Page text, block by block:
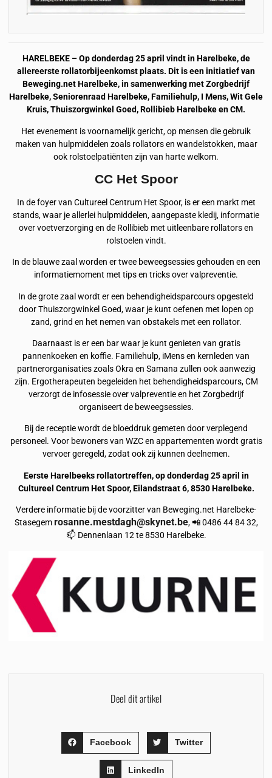
HARELBEKE – Op donderdag 25 april vindt in Harelbeke, de
allereerste rollatorbijeenkomst plaats. Dit is een initiatief van
Beweging.net Harelbeke, in samenwerking met Zorgbedrijf
Harelbeke, Seniorenraad Harelbeke, Familiehulp, I Mens, Wit Gele
Kruis, Thuiszorgwinkel Goed, Rollibieb Harelbeke en CM.
Het evenement is voornamelijk gericht, op mensen die gebruik
maken van hulpmiddelen zoals rollators en wandelstokken, maar
ook rolstoelpatiënten zijn van harte welkom.
CC Het Spoor
In de foyer van Cultureel Centrum Het Spoor, is er een markt met
stands, waar je allerlei hulpmiddelen, aangepaste kledij, informatie
over voetverzorging en de Rollibieb met uitleenbare rollators en
rolstoelen vindt.
In de blauwe zaal worden er twee beweegsessies gehouden en een
informatiemoment met tips en tricks over valpreventie.
In de grote zaal wordt er een behendigheidsparcours opgesteld
door Thuiszorgwinkel Goed, waar je kunt oefenen met lopen op
zand, grind en het nemen van obstakels met een rollator.
Daarnaast is er een bar waar je kunt genieten van gratis
pannenkoeken en koffie. Familiehulp, iMens en kernleden van
partnerorganisaties zoals Okra en Samana zullen ook aanwezig
zijn. Ergotherapeuten begeleiden het behendigheidsparcours, CM
verzorgt de infosessie over valpreventie en het Zorgbedrijf
organiseert de beweegsessies.
Bij de receptie wordt de bloeddruk gemeten door verplegend
personeel. Voor bewoners van WZC en appartementen wordt gratis
vervoer geregeld, zodat ook zij kunnen deelnemen.
Eerste Harelbeeks rollatortreffen, op donderdag 25 april in
Cultureel Centrum Het Spoor, Eilandstraat 6, 8530 Harelbeke.
Verdere informatie bij de voorzitter van Beweging.net Harelbeke-
Stasegemrosanne.mestdagh@skynet.be, 📲 0486 44 84 32,
📫 Dennenlaan 12 te 8530 Harelbeke.
Deel dit artikel
Facebook Twitter
LinkedIn